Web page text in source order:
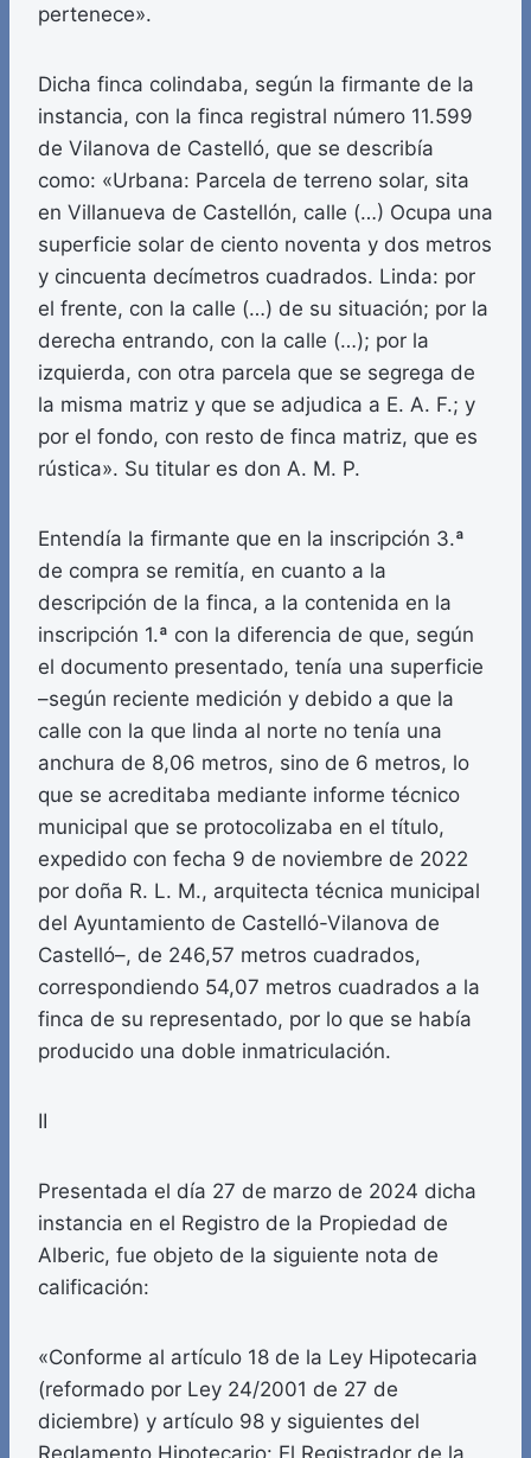
pertenece».
Dicha finca colindaba, según la firmante de la
instancia, con la finca registral número 11.599
de Vilanova de Castelló, que se describía
como: «Urbana: Parcela de terreno solar, sita
en Villanueva de Castellón, calle (…) Ocupa una
superficie solar de ciento noventa y dos metros
y cincuenta decímetros cuadrados. Linda: por
el frente, con la calle (…) de su situación; por la
derecha entrando, con la calle (…); por la
izquierda, con otra parcela que se segrega de
la misma matriz y que se adjudica a E. A. F.; y
por el fondo, con resto de finca matriz, que es
rústica». Su titular es don A. M. P.
Entendía la firmante que en la inscripción 3.ª
de compra se remitía, en cuanto a la
descripción de la finca, a la contenida en la
inscripción 1.ª con la diferencia de que, según
el documento presentado, tenía una superficie
–según reciente medición y debido a que la
calle con la que linda al norte no tenía una
anchura de 8,06 metros, sino de 6 metros, lo
que se acreditaba mediante informe técnico
municipal que se protocolizaba en el título,
expedido con fecha 9 de noviembre de 2022
por doña R. L. M., arquitecta técnica municipal
del Ayuntamiento de Castelló-Vilanova de
Castelló–, de 246,57 metros cuadrados,
correspondiendo 54,07 metros cuadrados a la
finca de su representado, por lo que se había
producido una doble inmatriculación.
II
Presentada el día 27 de marzo de 2024 dicha
instancia en el Registro de la Propiedad de
Alberic, fue objeto de la siguiente nota de
calificación:
«Conforme al artículo 18 de la Ley Hipotecaria
(reformado por Ley 24/2001 de 27 de
diciembre) y artículo 98 y siguientes del